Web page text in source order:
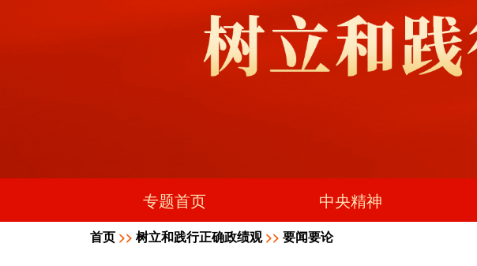
专题首页 中央精神
首页 >> 树立和践行正确政绩观>> 要闻要论